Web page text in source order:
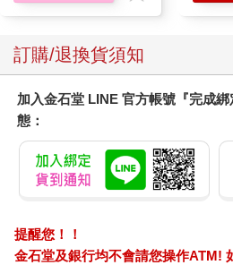
訂購/退換貨須知
加入金石堂 LINE 官方帳號『完成
態：
提醒您！！
金石堂及銀行均不會請您操作ATM!